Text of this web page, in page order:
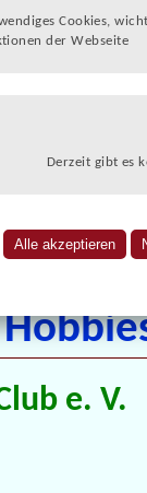
Cookies,
der Webseite
Derzeit gibt es
e. V.